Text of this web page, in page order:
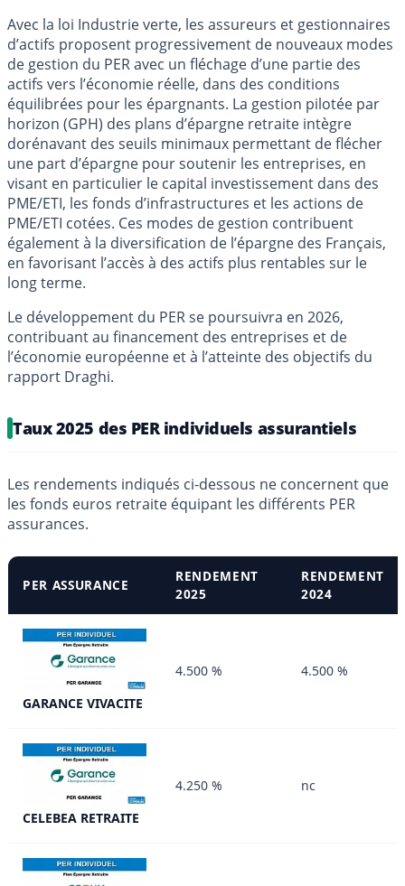
Avec la loi Industrie verte, les assureurs et gestionnaires
d’actifs proposent progressivement de nouveaux modes
de gestion du PER avec un fléchage d’une partie des
actifs vers l’économie réelle, dans des conditions
équilibrées pour les épargnants. La gestion pilotée par
horizon (GPH) des plans d’épargne retraite intègre
dorénavant des seuils minimaux permettant de flécher
une part d’épargne pour soutenir les entreprises, en
visant en particulier le capital investissement dans des
PME/ETI, les fonds d’infrastructures et les actions de
PME/ETI cotées. Ces modes de gestion contribuent
également à la diversification de l’épargne des Français,
en favorisant l’accès à des actifs plus rentables sur le
long terme.
Le développement du PER se poursuivra en 2026,
contribuant au financement des entreprises et de
l’économie européenne et à l’atteinte des objectifs du
rapport Draghi.
Taux 2025 des PER individuels assurantiels
Les rendements indiqués ci-dessous ne concernent que
les fonds euros retraite équipant les différents PER
assurances.
PER ASSURANCE
RENDEMENT
2025
RENDEMENT
2024
GARANCE VIVACITE
4.500 % 4.500 %
CELEBEA RETRAITE
4.250 % nc